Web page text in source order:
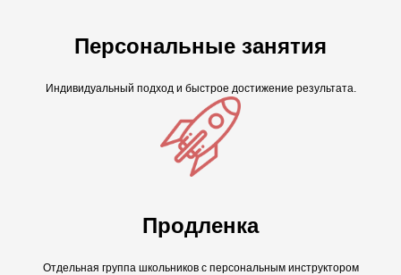
Персональные занятия
Индивидуальный подход и быстрое достижение результата.
Продленка
Отдельная группа школьников с персональным инструктором